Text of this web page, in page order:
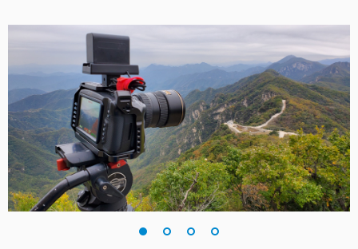
Canada
China
Denmark
Finland
France
Germany